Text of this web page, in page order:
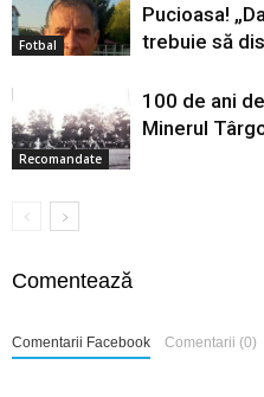
Fotbal
Pucioasa!
trebuie să
Recomandate
100 de ani
Minerul
Comentează
Comentarii Facebook Comentarii (0)